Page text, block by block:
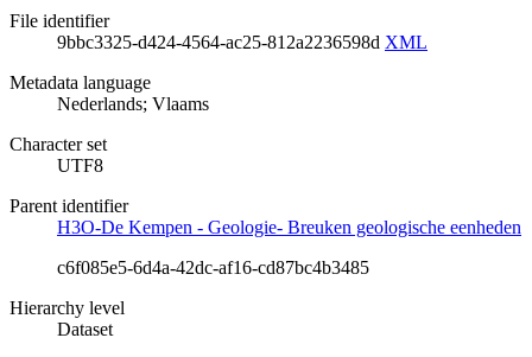
File identifier
9bbc3325-d424-4564-ac25-812a2236598d XML
Metadata language
Nederlands; Vlaams
Character set
UTF8
Parent identifier
H3O-De Kempen - Geologie- Breuken geologische eenheden
c6f085e5-6d4a-42dc-af16-cd87bc4b3485
Hierarchy level
Dataset